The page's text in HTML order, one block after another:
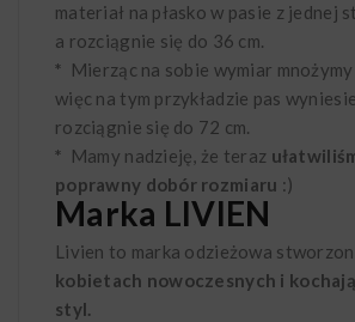
materiał na płasko w pasie z jednej
a rozciągnie się do 36 cm.
* Mierząc na sobie wymiar
więc na tym przykładzie pas
rozciągnie się do 72 cm.
* Mamy nadzieję, że teraz
poprawny dobór rozmiaru :)
Marka LIVIEN
Livien to marka odzieżowa
kobietach nowoczesnych i
styl.